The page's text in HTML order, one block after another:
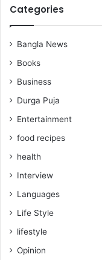
Categories
Bangla News
Books
Business
Durga Puja
Entertainment
food recipes
health
Interview
Languages
Life Style
lifestyle
Opinion